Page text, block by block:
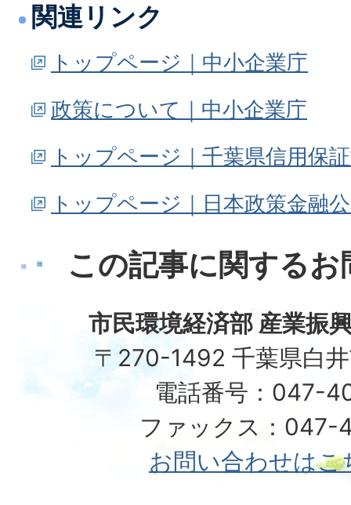
関連リンク
トップページ｜中小企業庁
政策について｜中小企業庁
トップページ｜千葉県信用保
トップページ｜日本政策金融
この記事に関する
市民環境経済部 産業振
〒270-1492 千葉県白
電話番号：047-
ファックス：047-
お問い合わせはこ